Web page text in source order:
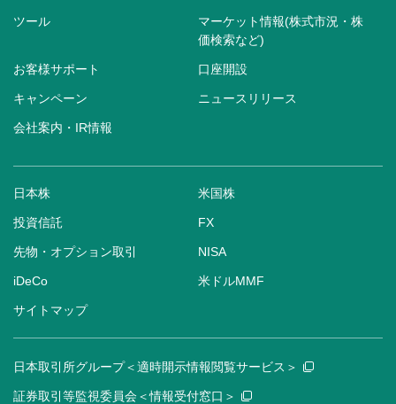
ツール
マーケット情報(株式市況・株
価検索など)
お客様サポート 口座開設
キャンペーン ニュースリリース
会社案内・IR情報
日本株 米国株
投資信託 FX
先物・オプション取引 NISA
iDeCo 米ドルMMF
サイトマップ
日本取引所グループ＜適時開示情報閲覧サービス＞
証券取引等監視委員会＜情報受付窓口＞